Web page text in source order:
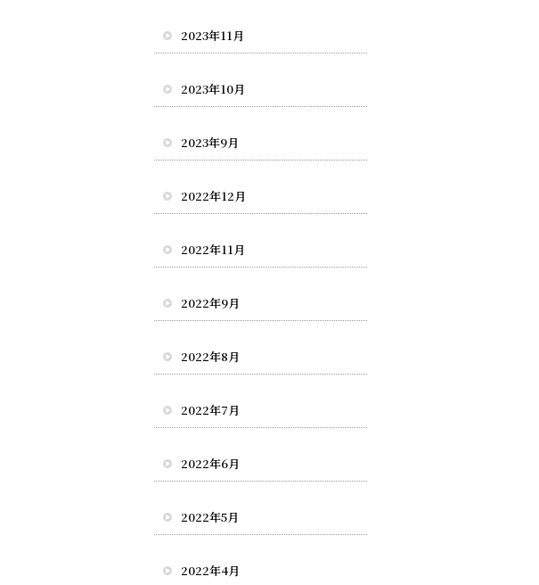
2023年11月
2023年10月
2023年9月
2022年12月
2022年11月
2022年9月
2022年8月
2022年7月
2022年6月
2022年5月
2022年4月